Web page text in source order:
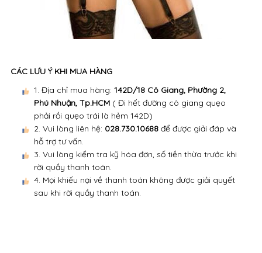
CÁC LƯU Ý KHI MUA HÀNG
1. Địa chỉ mua hàng: 142D/18 Cô Giang, Phường 2,
Phú Nhuận, Tp.HCM( Đi hết đường cô giang quẹo
phải rồi quẹo trái là hẻm 142D)
2. Vui lòng liên hệ: 028.730.10688để được giải đáp và
hỗ trợ tư vấn.
3. Vui lòng kiểm tra kỹ hóa đơn, số tiền thừa trước khi
rời quầy thanh toán.
4. Mọi khiếu nại về thanh toán không được giải quyết
sau khi rời quầy thanh toán.